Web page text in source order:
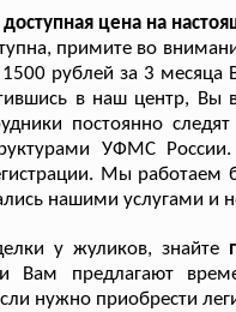
цена на
примите во
рублей за 3 месяца
в наш центр, Вы
постоянно
УФМС
Мы работаем
нашими услугами и
у жуликов, знайте
Вам предлагают
нужно приобрести